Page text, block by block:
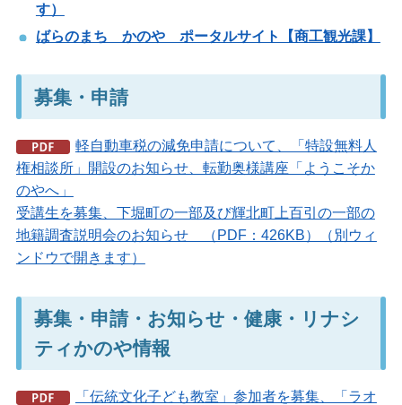
す）
ばらのまち かのや ポータルサイト【商工観光課】
募集・申請
軽自動車税の減免申請について、「特設無料人
権相談所」開設のお知らせ、転勤奥様講座「ようこそか
のやへ」
受講生を募集、下堀町の一部及び輝北町上百引の一部の
地籍調査説明会のお知らせ （PDF：426KB）（別ウィ
ンドウで開きます）
募集・申請・お知らせ・健康・リナシ
ティかのや情報
「伝統文化子ども教室」参加者を募集、「ラオ